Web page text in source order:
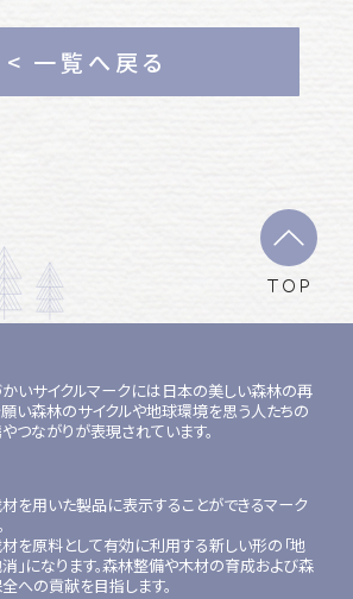
< 一覧へ戻る
TOP
いサイクルマークには日本の美しい森林の再
い森林のサイクルや地球環境を思う人たちの
つながりが表現されています。
を用いた製品に表示することができるマーク
を原料として有効に利用する新しい形の「地
」になります。森林整備や木材の育成および森
への貢献を目指します。